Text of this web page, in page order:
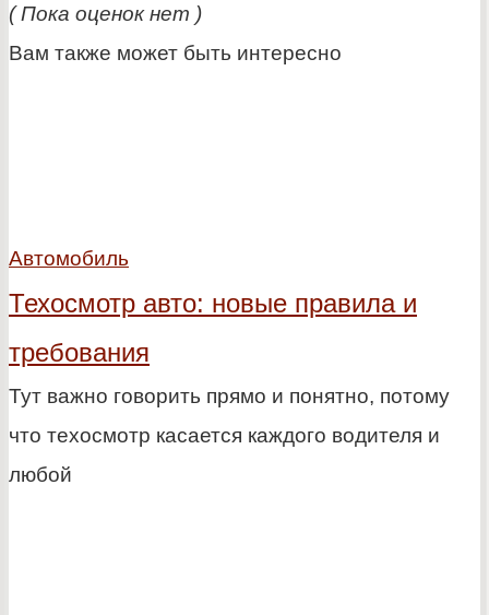
( Пока оценок нет )
Вам также может быть интересно
Автомобиль
Техосмотр авто: новые правила и
требования
Тут важно говорить прямо и понятно, потому
что техосмотр касается каждого водителя и
любой